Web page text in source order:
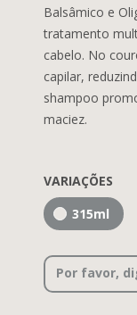
Balsâmico e
tratamento
cabelo. No
capilar,
shampoo
maciez.
VARIAÇÕES
315ml
Por favor,